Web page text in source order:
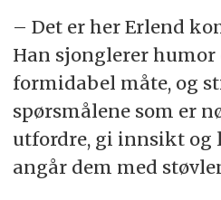
– Det er her Erlend
Han sjonglerer humor
formidabel måte, og
spørsmålene som er
utfordre, gi innsikt og
angår dem med